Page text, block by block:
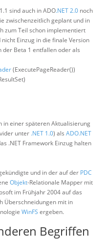
sind auch in ADO.NET 2.0 noch
zwischenzeitlich geplant und in
zum Teil schon implementiert
Einzug in die finale Version
der Beta 1 entfallen oder als
(ExecutePageReader())
in einer späteren Aktualisierung
unter .NET 1.0) als ADO.NET
.NET Framework Einzug halten
und in der auf der PDC
Objekt-Relationale Mapper mit
im Frühjahr 2004 auf das
Überschneidungen mit in
WinFS ergeben.
Begriffen